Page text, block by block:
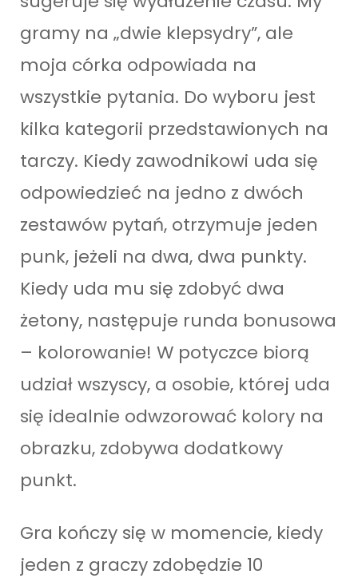
gramy na „dwie klepsydry”, ale
moja córka odpowiada na
wszystkie pytania. Do wyboru jest
kilka kategorii przedstawionych na
tarczy. Kiedy zawodnikowi uda się
odpowiedzieć na jedno z dwóch
zestawów pytań, otrzymuje jeden
punk, jeżeli na dwa, dwa punkty.
Kiedy uda mu się zdobyć dwa
żetony, następuje runda bonusowa
– kolorowanie! W potyczce biorą
udział wszyscy, a osobie, której uda
się idealnie odwzorować kolory na
obrazku, zdobywa dodatkowy
punkt.
Gra kończy się w momencie, kiedy
jeden z graczy zdobędzie 10